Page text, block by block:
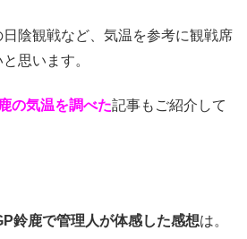
陰観戦など、気温を参考に観戦席
思います。
の気温を調べた記事もご紹介して
鈴鹿で管理人が体感した感想は。